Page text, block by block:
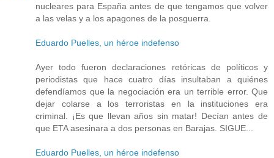
nucleares para España antes de que tengamos que volver
a las velas y a los apagones de la posguerra.
Eduardo Puelles, un héroe indefenso
Ayer todo fueron declaraciones retóricas de políticos y
periodistas que hace cuatro días insultaban a quiénes
defendíamos que la negociación era un terrible error. Que
dejar colarse a los terroristas en la instituciones era
criminal. ¡Es que llevan años sin matar! Decían antes de
que ETA asesinara a dos personas en Barajas. SIGUE...
Eduardo Puelles, un héroe indefenso